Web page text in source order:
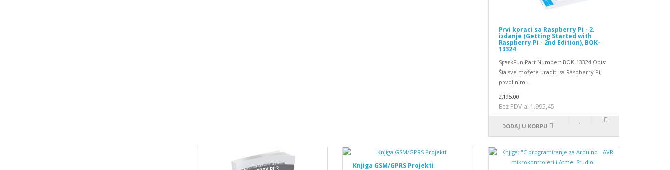
Prvi koraci sa Raspberry Pi - 2.
izdanje (Getting Started with
Raspberry Pi - 2nd Edition), BOK-
13324
SparkFun Part Number: BOK-13324 Opis:
Šta sve možete uraditi sa Raspberry Pi,
povoljnim ..
2.195,00
Bez PDV-a: 1.995,45
DODAJ U KORPU
Knjiga GSM/GPRS Projekti